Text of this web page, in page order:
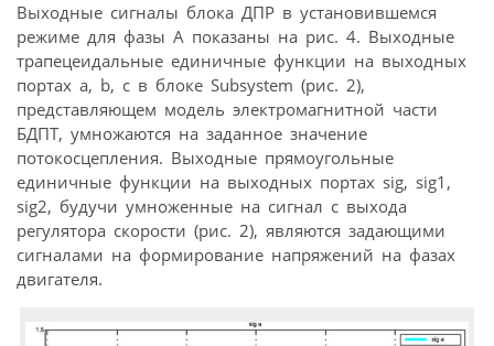
Выходные сигналы блока ДПР в установившемся
режиме для фазы А показаны на рис. 4. Выходные
трапецеидальные единичные функции на выходных
портах a, b, c в блоке Subsystem (рис. 2),
представляющем модель электромагнитной части
БДПТ, умножаются на заданное значение
потокосцепления. Выходные прямоугольные
единичные функции на выходных портах sig, sig1,
sig2, будучи умноженные на сигнал с выхода
регулятора скорости (рис. 2), являются задающими
сигналами на формирование напряжений на фазах
двигателя.